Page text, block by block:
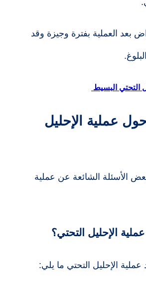
بعد العملية بفترة وجيزة وقد
التحتي البسيط
عملية الإحليل
الأسئلة الشائعة عن عملية
الإحليل التحتي؟
الإحليل التحتي ما يلي: